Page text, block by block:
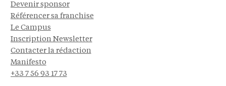
Devenir sponsor
Référencer sa franchise
Le Campus
Inscription Newsletter
Contacter la rédaction
Manifesto
+33 7 56 93 17 73